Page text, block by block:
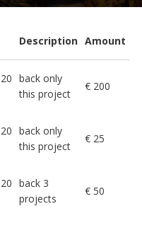
Description Amount
back only
this project
€ 200
back only
this project
€ 25
back 3
projects
€ 50